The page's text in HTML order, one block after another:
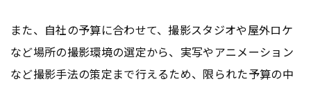
また、自社の予算に合わせて、撮影スタジオや屋外ロケ
など場所の撮影環境の選定から、実写やアニメーション
など撮影手法の策定まで行えるため、限られた予算の中